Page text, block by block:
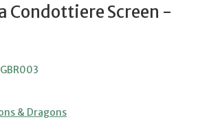
Condottiere Screen -
& Dragons